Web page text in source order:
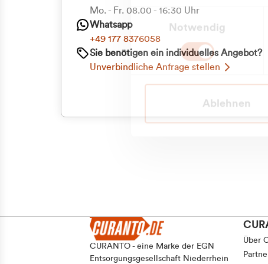
Einwilligungsauswahl
Notwendig
Ablehnen
Mo. - Fr. 08.00 - 16:30 Uhr
Whatsapp
+49 177 8376058
Sie benötigen ein individuelles Angebot?
Unverbindliche Anfrage stellen
CURANTO - eine Marke der EGN
Entsorgungsgesellschaft Niederrhein
Über